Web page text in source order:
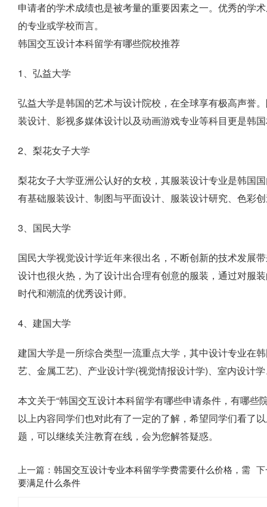
申请者的学术成绩也是被考量的重要因素之一。优秀的学
的专业或学校而言。
韩国交互设计本科留学有哪些院校推荐
1、弘益大学
弘益大学是韩国的艺术与设计院校，在全球享有极高声誉
装设计、影视多媒体设计以及动画游戏专业等科目更是韩
2、梨花女子大学
梨花女子大学亚洲公认好的女校，其服装设计专业是韩国
有基础服装设计、制图与平面设计、服装设计研究、色彩
3、国民大学
国民大学视觉设计学近年来很出名，不断创新的技术发展
设计也很火热，为了设计出合理有创意的服装，通过对服
时代和潮流的优秀设计师。
4、建国大学
建国大学是一所综合类型一流重点大学，其中设计专业在
艺、金属工艺)、产业设计学(视觉情报设计学)、室内设计
本文关于“韩国交互设计本科留学有哪些申请条件，有哪
以上内容同学们也对此有了一定的了解，希望同学们看了
题，可以继续关注教育在线，会为您解答疑惑。
上一篇： 韩国交互设计专业本科留学学费需要什么价格，需
要满足什么条件